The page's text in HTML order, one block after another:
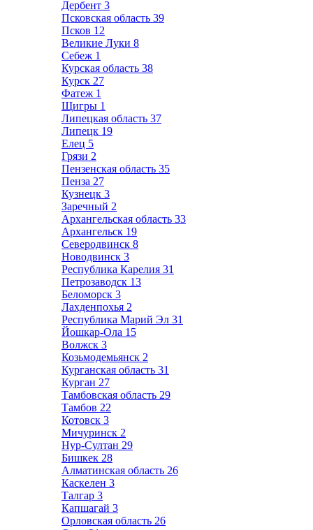
Дербент 3
Псковская область 39
Псков 12
Великие Луки 8
Себеж 1
Курская область 38
Курск 27
Фатеж 1
Щигры 1
Липецкая область 37
Липецк 19
Елец 5
Грязи 2
Пензенская область 35
Пенза 27
Кузнецк 3
Заречный 2
Архангельская область 33
Архангельск 19
Северодвинск 8
Новодвинск 3
Республика Карелия 31
Петрозаводск 13
Беломорск 3
Лахденпохья 2
Республика Марий Эл 31
Йошкар-Ола 15
Волжск 3
Козьмодемьянск 2
Курганская область 31
Курган 27
Тамбовская область 29
Тамбов 22
Котовск 3
Мичуринск 2
Нур-Султан 29
Бишкек 28
Алматинская область 26
Каскелен 3
Талгар 3
Капшагай 3
Орловская область 26